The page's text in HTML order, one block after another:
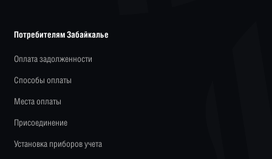
Потребителям Забайкалье
Оплата задолженности
Способы оплаты
Места оплаты
Присоединение
Установка приборов учета